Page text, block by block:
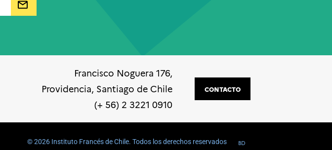
Francisco Noguera 176,
Providencia, Santiago de Chile
(+ 56) 2 3221 0910
CONTACTO
©️ 2026 Instituto Francés de Chile. Todos los derechos reservados BD